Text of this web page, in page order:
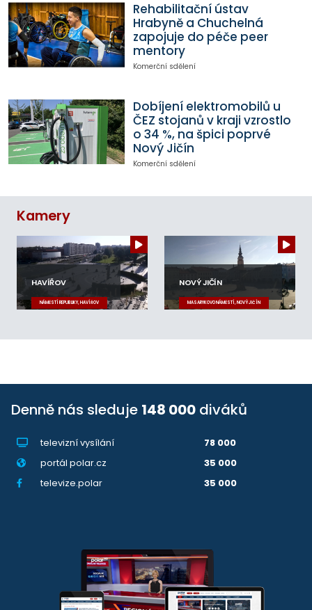
Rehabilitační ústav
Hrabyně a Chuchelná
zapojuje do péče peer
mentory
Komerční sdělení
Dobíjení elektromobilů u
ČEZ stojanů v kraji vzrostlo
o 34 %, na špici poprvé
Nový Jičín
Komerční sdělení
Kamery
HAVÍŘOV
NÁMĚSTÍ REPUBLIKY, HAVÍŘOV
NOVÝ JIČÍN
MASARYKOVO NÁMĚSTÍ, NOVÝ JIČÍN
Denně nás sleduje 148 000 diváků
televizní vysílání
78 000
portál polar.cz
35 000
televize.polar
35 000